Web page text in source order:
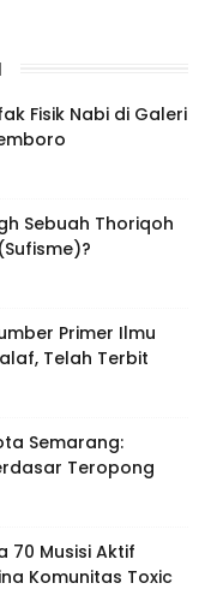
Fisik Nabi di Galeri
Sebuah Thoriqoh
Primer Ilmu
Telah Terbit
Semarang:
Teropong
70 Musisi Aktif
Komunitas Toxic